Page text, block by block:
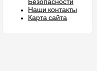
Безопасности
Наши контакты
Карта сайта